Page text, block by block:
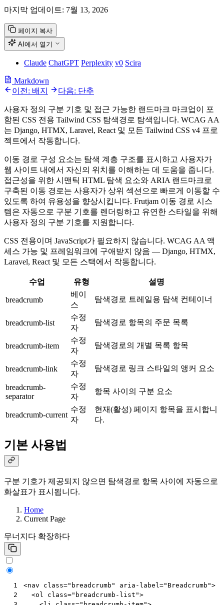
마지막 업데이트: 7월 13, 2026
페이지 복사
AI에서 열기
Claude ChatGPT Perplexity v0 Scira
Markdown
이전: 배지
다음: 단추
사용자 정의 구분 기호 및 접근 가능한 랜드마크 마크업이 포
함된 CSS 전용 Tailwind CSS 탐색경로 탐색입니다. WCAG AA
는 Django, HTMX, Laravel, React 및 모든 Tailwind CSS v4 프로
젝트에서 작동합니다.
이동 경로 구성 요소는 탐색 계층 구조를 표시하고 사용자가
웹 사이트 내에서 자신의 위치를 ​​이해하는 데 도움을 줍니다.
접근성을 위한 시맨틱 HTML 탐색 요소와 ARIA 랜드마크로
구축된 이동 경로는 사용자가 상위 섹션으로 빠르게 이동할 수
있도록 하여 유용성을 향상시킵니다. Frutjam 이동 경로 시스
템은 자동으로 구분 기호를 렌더링하고 유연한 스타일을 위해
사용자 정의 구분 기호를 지원합니다.
CSS 전용이며 JavaScript가 필요하지 않습니다. WCAG AA 액
세스 가능 및 프레임워크에 구애받지 않음 — Django, HTMX,
Laravel, React 및 모든 스택에서 작동합니다.
수업 유형 설명
breadcrumb
베이
스
탐색경로 트레일용 탐색 컨테이너
breadcrumb-list
수정
자
탐색경로 항목의 주문 목록
breadcrumb-item
수정
자
탐색경로의 개별 목록 항목
breadcrumb-link
수정
자
탐색경로 링크 스타일의 앵커 요소
breadcrumb-
separator
수정
자
항목 사이의 구분 요소
breadcrumb-current
수정
자
현재(활성) 페이지 항목을 표시합니
다.
기본 사용법
구분 기호가 제공되지 않으면 탐색경로 항목 사이에 자동으로
화살표가 표시됩니다.
Home
Current Page
무너지다 확장하다
1
2
<nav class="breadcrumb" aria-label ="Breadcrumb">
<ol class="breadcrumb-list">